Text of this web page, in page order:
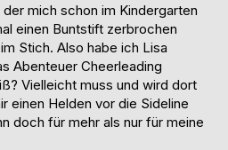
mich schon im Kindergarten
einen Buntstift zerbrochen
Stich. Also habe ich Lisa
Abenteuer Cheerleading
Vielleicht muss und wird dort
einen Helden vor die Sideline
doch für mehr als nur für meine